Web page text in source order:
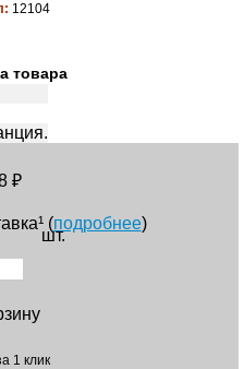
12104
товара
₽
(подробнее)
шт.
1 клик